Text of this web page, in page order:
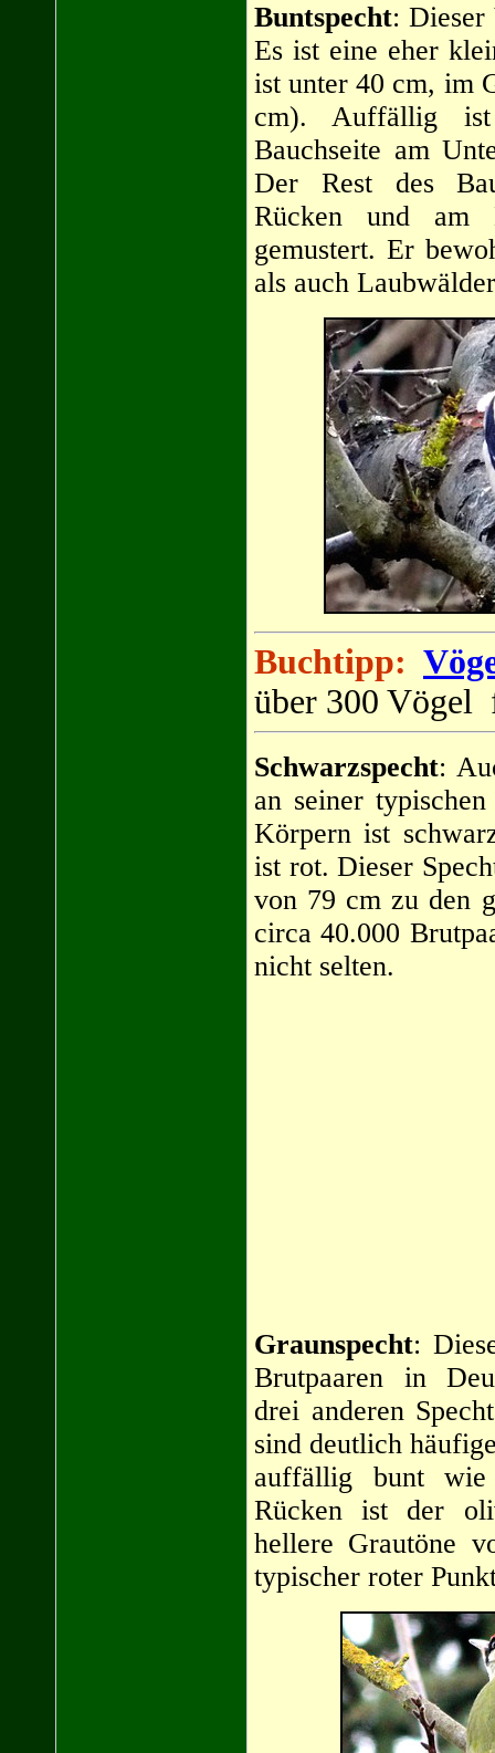
Buntspecht: Dieser
Es ist eine eher
ist unter 40 cm, im
cm). Auffällig
Bauchseite am
Der Rest des
Rücken und am
gemustert. Er
als auch
Buchtipp:
über 300 Vögel
Schwarzspecht:
an seiner
Körpern ist
ist rot. Dieser
von 79 cm zu den
circa 40.000
nicht selten.
Graunspecht:
Brutpaaren in
drei anderen
sind deutlich
auffällig bunt wie
Rücken ist der
hellere Grautöne
typischer roter